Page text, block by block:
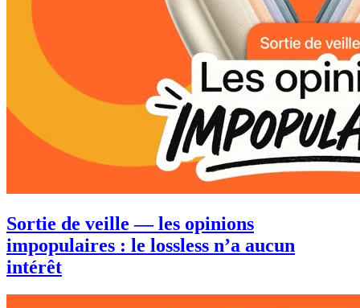
Sortie de veille — les opinions
impopulaires : le lossless n’a aucun
intérêt